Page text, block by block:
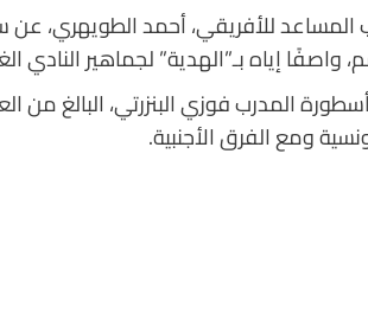
المساعد للأفريقي، أحمد الطويهري، عن
واصفًا إياه بـ”الهدية” لجماهير النادي
ومع الفرق الأجنبية.